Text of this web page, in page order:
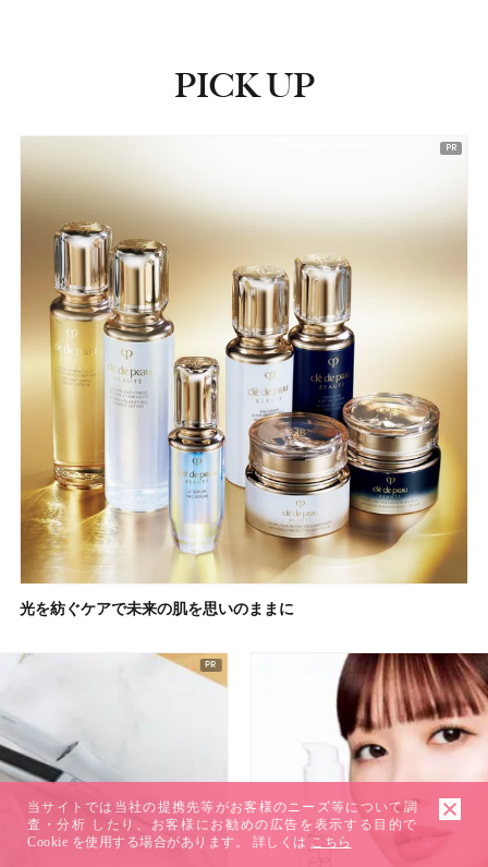
PICK UP
光を紡ぐケアで未来の肌を思いのままに
当サイトでは当社の提携先等がお客様のニーズ等について調
査・分析 したり、お客様にお勧めの広告を表示する目的で
Cookie を使用する場合があります。 詳しくは こちら